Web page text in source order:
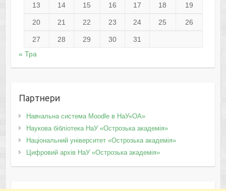
13 14 15 16 17 18 19
20 21 22 23 24 25 26
27 28 29 30
31
« Тра
Партнери
Навчальна система Moodle в НаУ«ОА»
Наукова бібліотека НаУ «Острозька академія»
Національний університет «Острозька академія»
Цифровий архів НаУ «Острозька академія»